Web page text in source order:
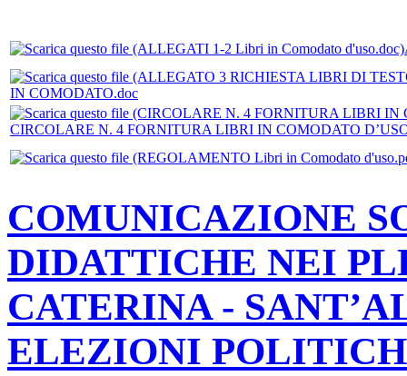
IN COMODATO.doc
CIRCOLARE N. 4 FORNITURA LIBRI IN COMODATO
COMUNICAZIONE
DIDATTICHE NEI
CATERINA -
ELEZIONI